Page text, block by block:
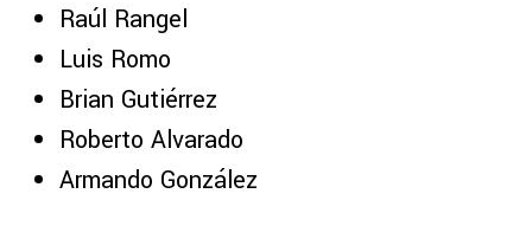
Raúl Rangel
Luis Romo
Brian Gutiérrez
Roberto Alvarado
Armando González